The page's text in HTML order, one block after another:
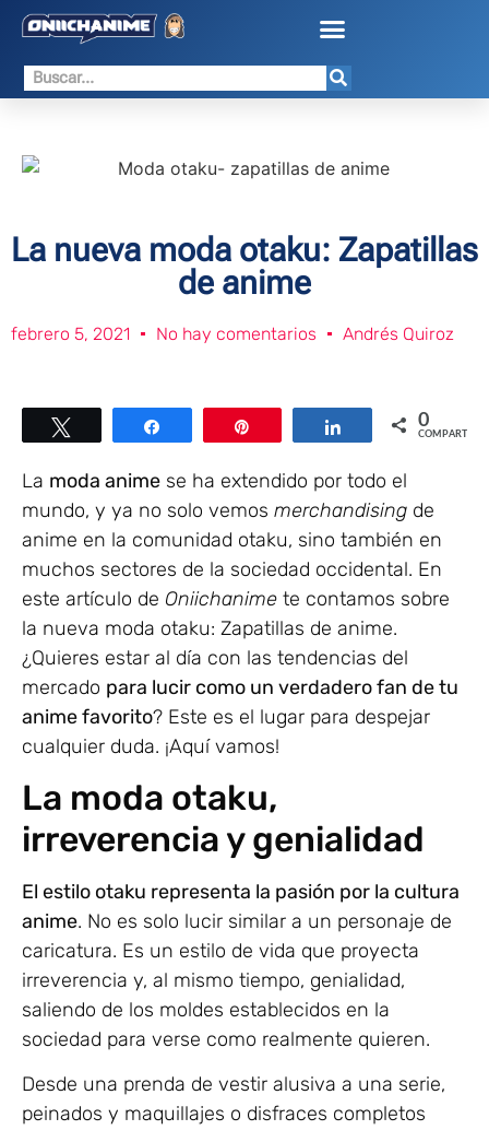
La nueva moda otaku: Zapatillas
de anime
febrero 5, 2021 No hay comentarios Andrés Quiroz
Compartir Compartir0
COMPARTIR
La moda anime se ha extendido por todo el
mundo, y ya no solo vemos merchandising de
anime en la comunidad otaku, sino también en
muchos sectores de la sociedad occidental. En
este artículo de Oniichanime te contamos sobre
la nueva moda otaku: Zapatillas de anime.
¿Quieres estar al día con las tendencias del
mercado para lucir como un verdadero fan de tu
anime favorito? Este es el lugar para despejar
cualquier duda. ¡Aquí vamos!
La moda otaku,
irreverencia y genialidad
El estilo otaku representa la pasión por la cultura
anime. No es solo lucir similar a un personaje de
caricatura. Es un estilo de vida que proyecta
irreverencia y, al mismo tiempo, genialidad,
saliendo de los moldes establecidos en la
sociedad para verse como realmente quieren.
Desde una prenda de vestir alusiva a una serie,
peinados y maquillajes o disfraces completos